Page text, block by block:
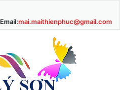
Email:mai.maithienphuc@gmail.com